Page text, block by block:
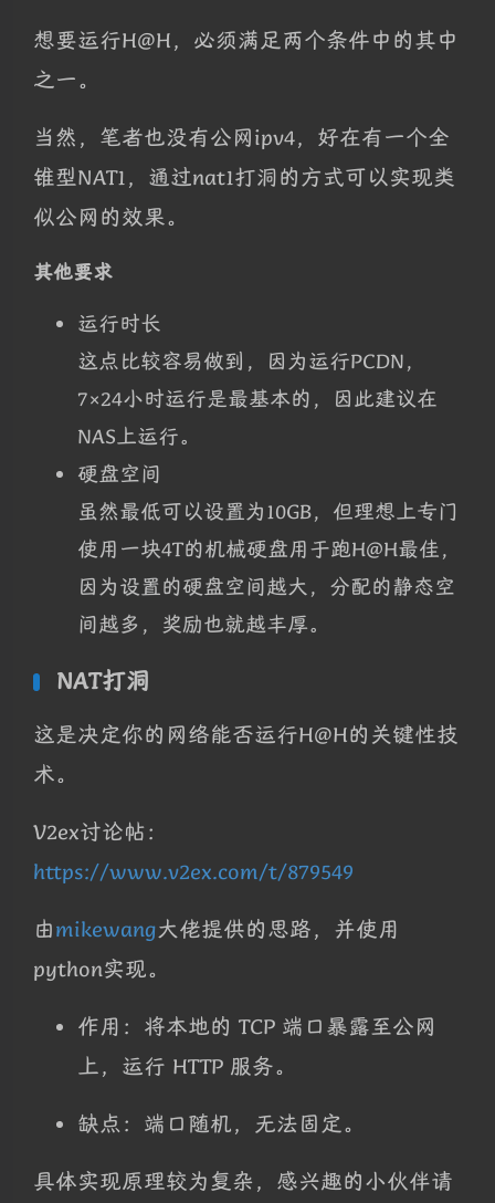
想要运行H@H，必须满足两个条件中的其中
之一。
当然，笔者也没有公网ipv4，好在有一个全
锥型NAT1，通过nat1打洞的方式可以实现类
似公网的效果。
其他要求
运行时长
这点比较容易做到，因为运行PCDN，
7×24小时运行是最基本的，因此建议在
NAS上运行。
硬盘空间
虽然最低可以设置为10GB，但理想上专门
使用一块4T的机械硬盘用于跑H@H最佳，
因为设置的硬盘空间越大，分配的静态空
间越多，奖励也就越丰厚。
NAT打洞
这是决定你的网络能否运行H@H的关键性技
术。
V2ex讨论帖：
https://www.v2ex.com/t/879549
由mikewang大佬提供的思路，并使用
python实现。
作用：将本地的 TCP 端口暴露至公网
上，运行 HTTP 服务。
缺点：端口随机，无法固定。
具体实现原理较为复杂，感兴趣的小伙伴请